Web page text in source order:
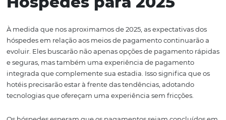
do setor.
Além disso, os hóspedes estão mais informados e
relação às opções de pagamento disponíveis. Eles
os hotéis não apenas aceitem uma ampla gama de
pagamento, mas que também integrem essas soluções
forma conveniente e eficiente. A experiência do
era uma prioridade, se tornou ainda mais crítica com a